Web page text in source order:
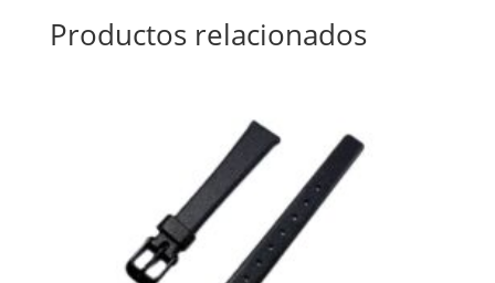
Productos relacionados